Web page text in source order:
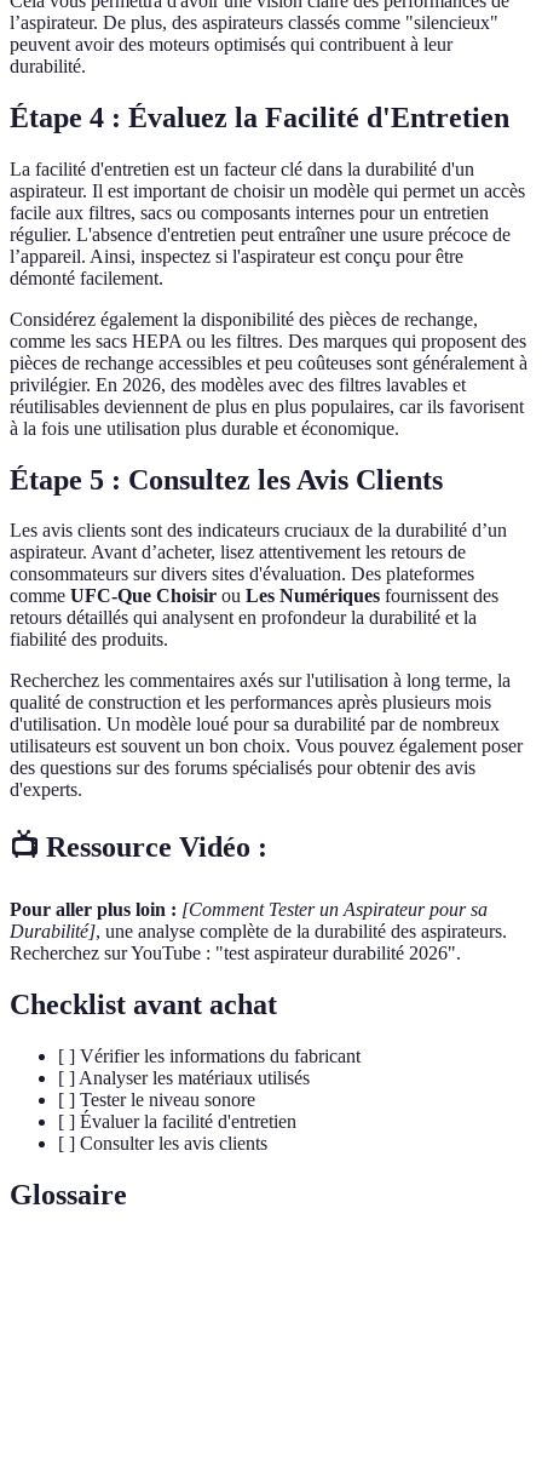
l’aspirateur. De plus, des aspirateurs classés comme "silencieux"
peuvent avoir des moteurs optimisés qui contribuent à leur
durabilité.
Étape 4 : Évaluez la Facilité d'Entretien
La facilité d'entretien est un facteur clé dans la durabilité d'un
aspirateur. Il est important de choisir un modèle qui permet un accès
facile aux filtres, sacs ou composants internes pour un entretien
régulier. L'absence d'entretien peut entraîner une usure précoce de
l’appareil. Ainsi, inspectez si l'aspirateur est conçu pour être
démonté facilement.
Considérez également la disponibilité des pièces de rechange,
comme les sacs HEPA ou les filtres. Des marques qui proposent des
pièces de rechange accessibles et peu coûteuses sont généralement à
privilégier. En 2026, des modèles avec des filtres lavables et
réutilisables deviennent de plus en plus populaires, car ils favorisent
à la fois une utilisation plus durable et économique.
Étape 5 : Consultez les Avis Clients
Les avis clients sont des indicateurs cruciaux de la durabilité d’un
aspirateur. Avant d’acheter, lisez attentivement les retours de
consommateurs sur divers sites d'évaluation. Des plateformes
comme UFC-Que Choisir ou Les Numériques fournissent des
retours détaillés qui analysent en profondeur la durabilité et la
fiabilité des produits.
Recherchez les commentaires axés sur l'utilisation à long terme, la
qualité de construction et les performances après plusieurs mois
d'utilisation. Un modèle loué pour sa durabilité par de nombreux
utilisateurs est souvent un bon choix. Vous pouvez également poser
des questions sur des forums spécialisés pour obtenir des avis
d'experts.
📺 Ressource Vidéo :
Pour aller plus loin : [Comment Tester un Aspirateur pour sa
Durabilité], une analyse complète de la durabilité des aspirateurs.
Recherchez sur YouTube : "test aspirateur durabilité 2026".
Checklist avant achat
[ ] Vérifier les informations du fabricant
[ ] Analyser les matériaux utilisés
[ ] Tester le niveau sonore
[ ] Évaluer la facilité d'entretien
[ ] Consulter les avis clients
Glossaire